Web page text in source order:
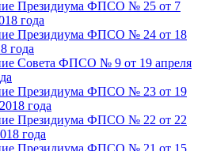
Президиума ФПСО № 25 от 7
года
Президиума ФПСО № 24 от 18
года
Совета ФПСО № 9 от 19 апреля
Президиума ФПСО № 23 от 19
года
Президиума ФПСО № 22 от 22
года
Президиума ФПСО № 21 от 15